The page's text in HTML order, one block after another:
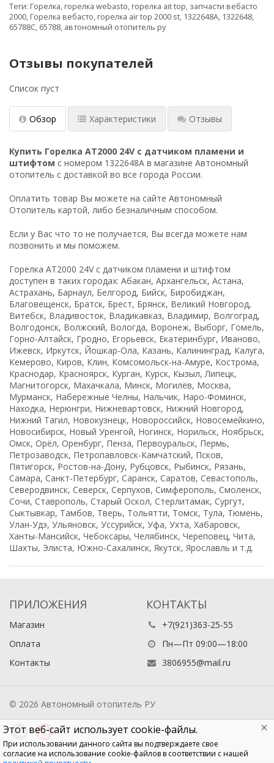
Теги: Горелка, горелка webasto, горелка ait top, запчасти вебасто
2000, Горелка вебасто, горелка air top 2000 st, 1322648A, 1322648,
65788C, 65788, автономный отопитель ру
Отзывы покупателей
Список пуст
Обзор Характеристики Отзывы
Купить Горелка AT2000 24V с датчиком пламени и
штифтом с номером 1322648A в магазине Автономный
отопитель с доставкой во все города России.
Оплатить товар Вы можете на сайте Автономный
Отопитель картой, либо безналичным способом.
Если у Вас что то не получается, Вы всегда можете нам
позвонить и мы поможем.
Горелка AT2000 24V с датчиком пламени и штифтом
доступен в таких городах: Абакан, Архангельск, Астана,
Астрахань, Барнаул, Белгород, Бийск, Биробиджан,
Благовещенск, Братск, Брест, Брянск, Великий Новгород,
Витебск, Владивосток, Владикавказ, Владимир, Волгоград,
Волгодонск, Волжский, Вологда, Воронеж, Выборг, Гомель,
Горно-Алтайск, Гродно, Егорьевск, Екатеринбург, Иваново,
Ижевск, Иркутск, Йошкар-Ола, Казань, Калининград, Калуга,
Кемерово, Киров, Клин, Комсомольск-на-Амуре, Кострома,
Краснодар, Красноярск, Курган, Курск, Кызыл, Липецк,
Магнитогорск, Махачкала, Минск, Могилёв, Москва,
Мурманск, Набережные Челны, Нальчик, Наро-Фоминск,
Находка, Нерюнгри, Нижневартовск, Нижний Новгород,
Нижний Тагил, Новокузнецк, Новороссийск, Новосемейкино,
Новосибирск, Новый Уренгой, Ногинск, Норильск, Ноябрьск,
Омск, Орёл, Оренбург, Пенза, Первоуральск, Пермь,
Петрозаводск, Петропавловск-Камчатский, Псков,
Пятигорск, Ростов-на-Дону, Рубцовск, Рыбинск, Рязань,
Самара, Санкт-Петербург, Саранск, Саратов, Севастополь,
Северодвинск, Северск, Серпухов, Симферополь, Смоленск,
Сочи, Ставрополь, Старый Оскол, Стерлитамак, Сургут,
Сыктывкар, Тамбов, Тверь, Тольятти, Томск, Тула, Тюмень,
Улан-Удэ, Ульяновск, Уссурийск, Уфа, Ухта, Хабаровск,
Ханты-Мансийск, Чебоксары, Челябинск, Череповец, Чита,
Шахты, Элиста, Южно-Сахалинск, Якутск, Ярославль и т.д.
ПРИЛОЖЕНИЯ
Магазин
Оплата
Контакты
КОНТАКТЫ
+7(921)363-25-55
Пн—Пт 09:00—18:00
3806955@mail.ru
Этот веб-сайт использует cookie-файлы.
При использовании данного сайта вы подтверждаете свое
согласие на использование cookie-файлов в соответствии с нашей
© 2026 Автономный отопитель РУ
Карта сайта